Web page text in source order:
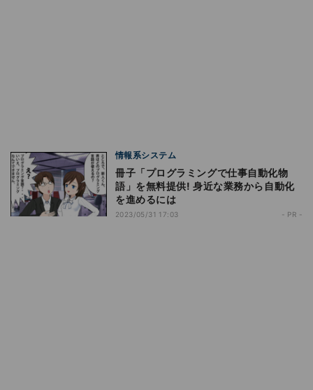
情報系システム
冊子「プログラミングで仕事自動化物
語」を無料提供! 身近な業務から自動化
を進めるには
2023/05/31 17:03 - PR -